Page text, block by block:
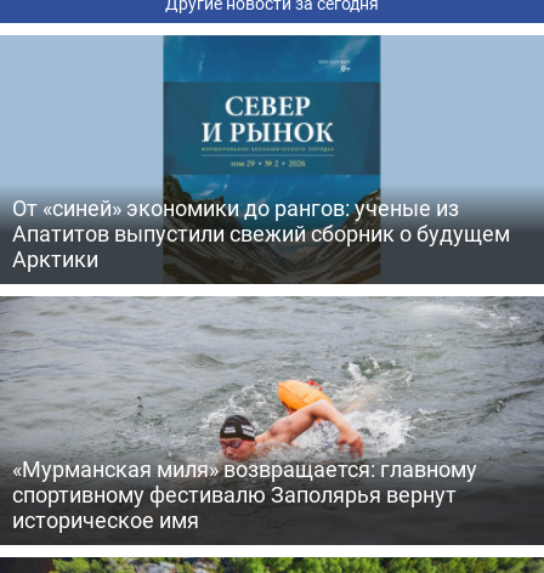
От «синей» экономики до рангов: ученые из
Апатитов выпустили свежий сборник о будущем
Арктики
«Мурманская миля» возвращается: главному
спортивному фестивалю Заполярья вернут
историческое имя